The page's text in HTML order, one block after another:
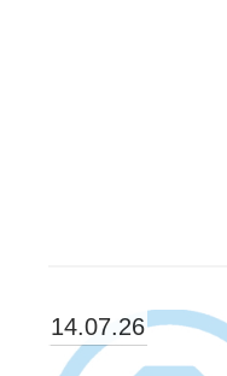
14.07.26